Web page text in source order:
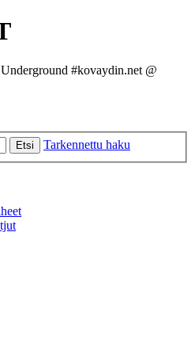
#kovaydin.net @
Etsi Tarkennettu haku